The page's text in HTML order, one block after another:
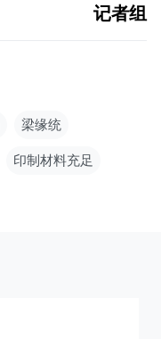
记者组
梁缘统
印制材料充足